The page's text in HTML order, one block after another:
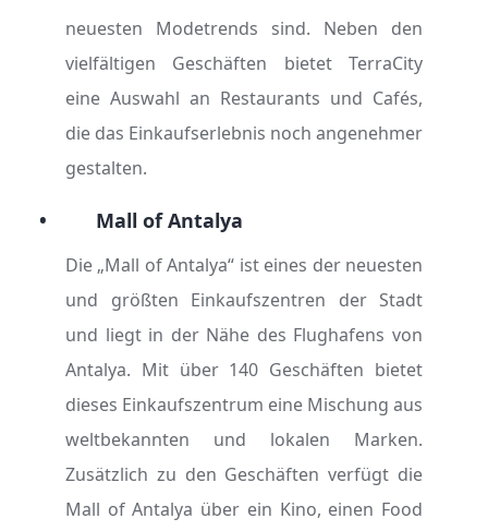
neuesten Modetrends sind. Neben den
vielfältigen Geschäften bietet TerraCity
eine Auswahl an Restaurants und Cafés,
die das Einkaufserlebnis noch angenehmer
gestalten.
• Mall of Antalya
Die „Mall of Antalya“ ist eines der neuesten
und größten Einkaufszentren der Stadt
und liegt in der Nähe des Flughafens von
Antalya. Mit über 140 Geschäften bietet
dieses Einkaufszentrum eine Mischung aus
weltbekannten und lokalen Marken.
Zusätzlich zu den Geschäften verfügt die
Mall of Antalya über ein Kino, einen Food